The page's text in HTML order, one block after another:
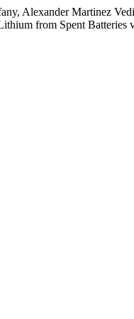
Alexander Martinez
from Spent Batteries